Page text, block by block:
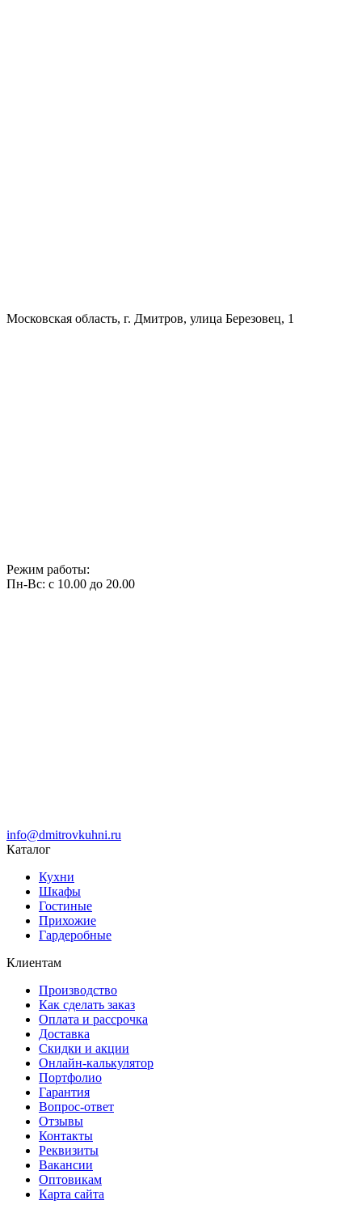
Московская область, г. Дмитров, улица Березовец, 1
Режим работы:
Пн-Вс: с 10.00 до 20.00
info@dmitrovkuhni.ru
Каталог
Кухни
Шкафы
Гостиные
Прихожие
Гардеробные
Клиентам
Производство
Как сделать заказ
Оплата и рассрочка
Доставка
Скидки и акции
Онлайн-калькулятор
Портфолио
Гарантия
Вопрос-ответ
Отзывы
Контакты
Реквизиты
Вакансии
Оптовикам
Карта сайта